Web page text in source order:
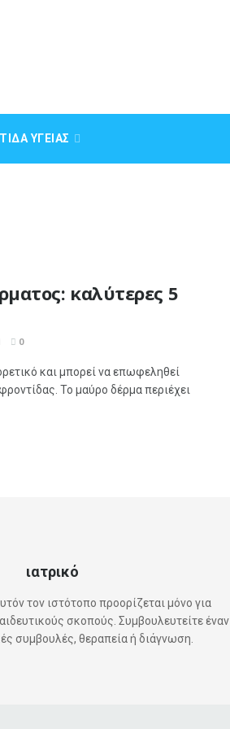
ΥΓΕΊΑΣ
καλύτερες 5
0
και μπορεί να επωφεληθεί
Το μαύρο δέρμα περιέχει
ιατρικό
τον ιστότοπο προορίζεται μόνο για
σκοπούς. Συμβουλευτείτε έναν
συμβουλές, θεραπεία ή διάγνωση.